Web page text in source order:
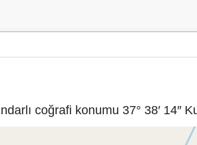
coğrafi konumu 37° 38′ 14″